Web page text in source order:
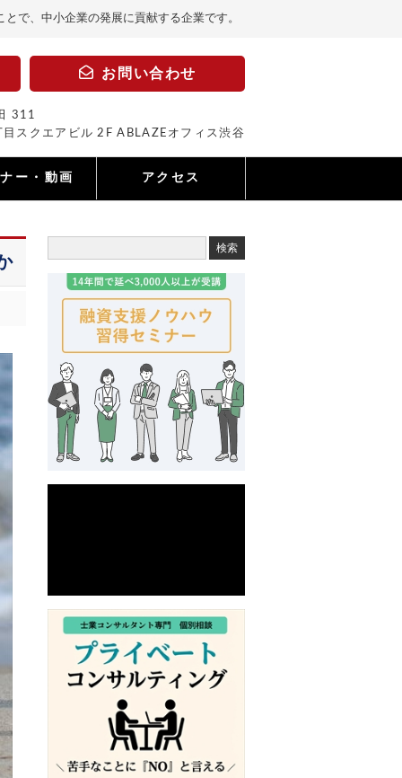
で、中小企業の発展に貢献する企業です。
お問い合わせ
311
スクエアビル 2F ABLAZEオフィス渋谷
ー・動画 アクセス